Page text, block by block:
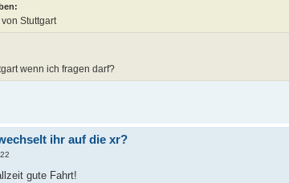
Stuttgart
wenn ich fragen darf?
ihr auf die xr?
gute Fahrt!